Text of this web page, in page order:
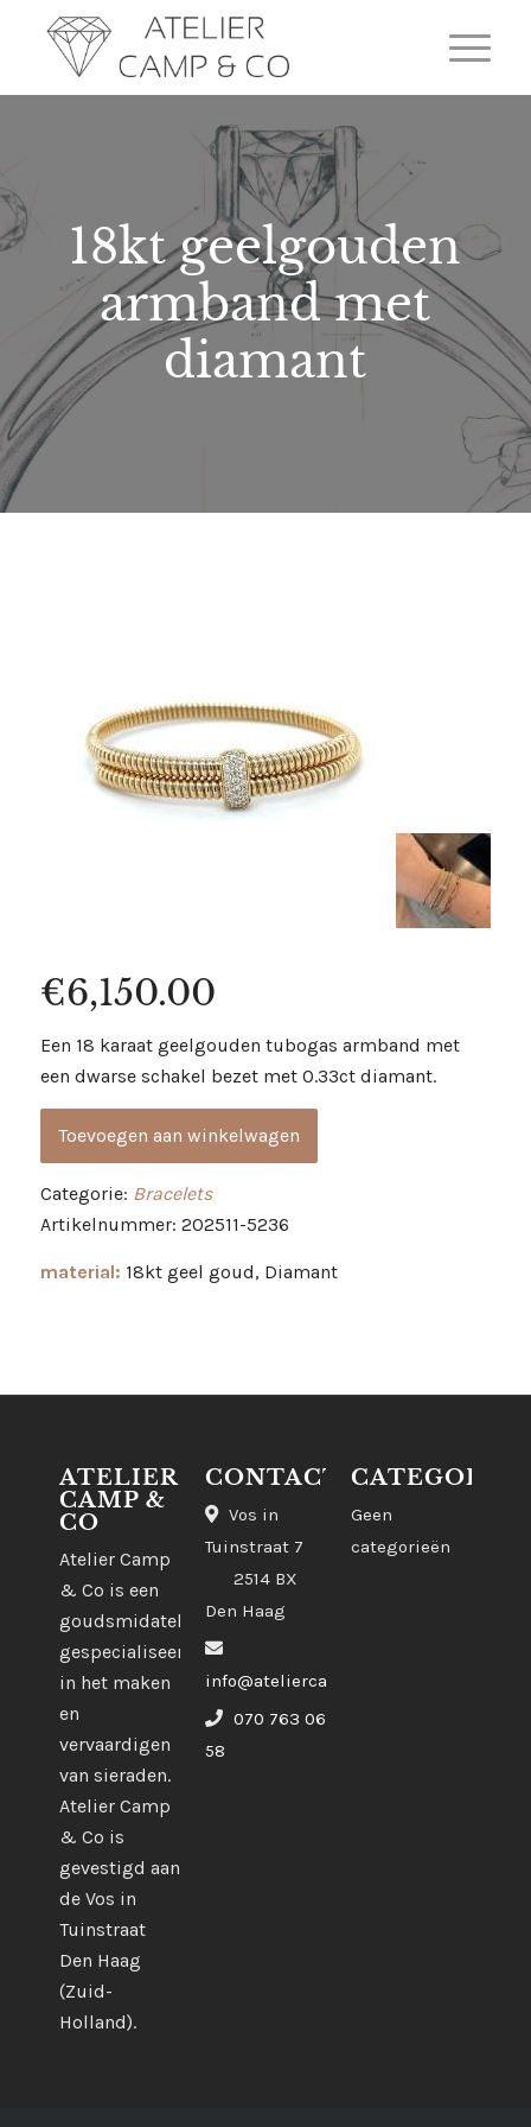
18kt geelgouden
armband met
diamant
€6,150.00
Een 18 karaat geelgouden tubogas armband met
een dwarse schakel bezet met 0.33ct diamant.
Toevoegen aan winkelwagen
Categorie: Bracelets
Artikelnummer: 202511-5236
material: 18kt geel goud, Diamant
ATELIER
CAMP &
CO
Atelier Camp
& Co is een
goudsmidatelier
gespecialiseerd
in het maken
en
vervaardigen
van sieraden.
Atelier Camp
& Co is
gevestigd aan
de Vos in
Tuinstraat
Den Haag
(Zuid-
Holland).
CONTACT
Vos in
Tuinstraat 7
2514 BX
Den Haag
info@ateliercampco.com
070 763 06
58
Geen
categorieën